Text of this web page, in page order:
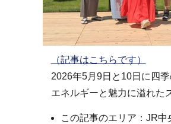
（記事はこちらです）
2026年5月9日と10日に四
エネルギーと魅力に溢れた
この記事のエリア：JR